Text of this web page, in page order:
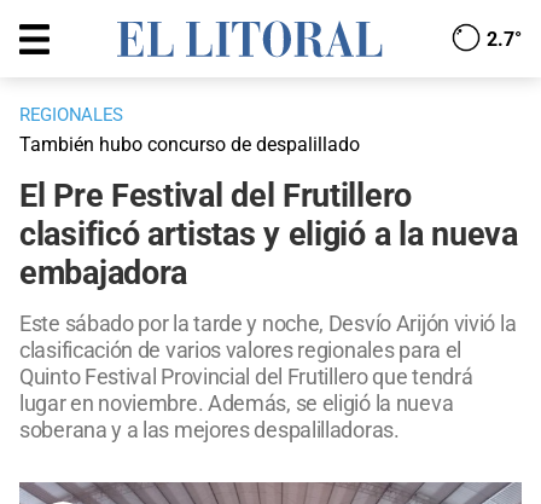
2.7°
REGIONALES
También hubo concurso de despalillado
El Pre Festival del Frutillero
clasificó artistas y eligió a la nueva
embajadora
Este sábado por la tarde y noche, Desvío Arijón vivió la
clasificación de varios valores regionales para el
Quinto Festival Provincial del Frutillero que tendrá
lugar en noviembre. Además, se eligió la nueva
soberana y a las mejores despalilladoras.